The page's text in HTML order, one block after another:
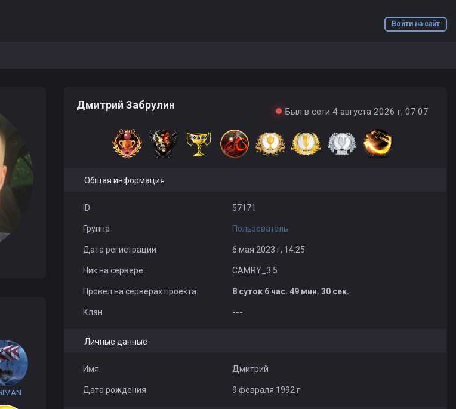
Войти на сайт
Дмитрий Забрулин
Был в сети 4 августа 2026 г, 07:07
Общая информация
ID 57171
Группа Пользователь
Дата регистрации 6 мая 2023 г, 14:25
Ник на сервере CAMRY_3.5
Провёл на серверах проекта: 8 суток 6 час. 49 мин. 30 сек.
Клан ---
Личные данные
Имя Дмитрий
Дата рождения 9 февраля 1992 г